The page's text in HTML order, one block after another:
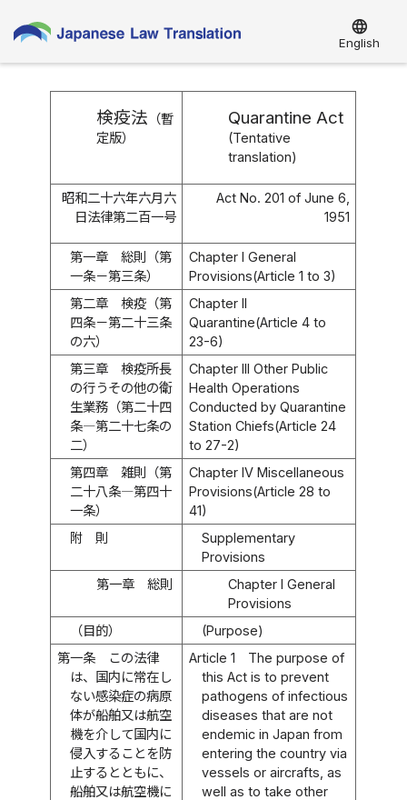
language
English
検疫法 （暫
定版）
Quarantine Act
(Tentative
translation)
昭和二十六年六月六
日法律第二百一号
Act No. 201 of June 6,
1951
第一章 総則（第
一条－第三条）
Chapter I General
Provisions(Article 1 to 3)
第二章 検疫（第
四条－第二十三条
の六）
Chapter II
Quarantine(Article 4 to
23-6)
第三章 検疫所長
の行うその他の衛
生業務（第二十四
条―第二十七条の
二）
Chapter III Other Public
Health Operations
Conducted by Quarantine
Station Chiefs(Article 24
to 27-2)
第四章 雑則（第
二十八条―第四十
一条）
Chapter IV Miscellaneous
Provisions(Article 28 to
41)
附 則
Supplementary
Provisions
第一章 総則
Chapter I General
Provisions
（目的）
(Purpose)
第一条
この法律
は、国内に常在し
ない感染症の病原
体が船舶又は航空
機を介して国内に
侵入することを防
止するとともに、
船舶又は航空機に
Article 1
The purpose of
this Act is to prevent
pathogens of infectious
diseases that are not
endemic in Japan from
entering the country via
vessels or aircrafts, as
well as to take other